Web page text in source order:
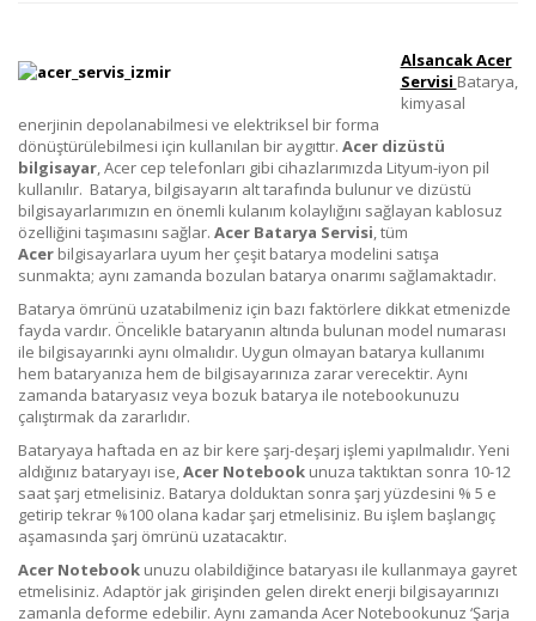
Alsancak Acer
Servisi Batarya,
kimyasal
enerjinin depolanabilmesi ve elektriksel bir forma
dönüştürülebilmesi için kullanılan bir aygıttır. Acer dizüstü
bilgisayar , Acer cep telefonları gibi cihazlarımızda Lityum-iyon pil
kullanılır. Batarya, bilgisayarın alt tarafında bulunur ve dizüstü
bilgisayarlarımızın en önemli kulanım kolaylığını sağlayan kablosuz
özelliğini taşımasını sağlar. Acer Batarya Servisi , tüm
Acer bilgisayarlara uyum her çeşit batarya modelini satışa
sunmakta; aynı zamanda bozulan batarya onarımı sağlamaktadır.
Batarya ömrünü uzatabilmeniz için bazı faktörlere dikkat etmenizde
fayda vardır. Öncelikle bataryanın altında bulunan model numarası
ile bilgisayarınki aynı olmalıdır. Uygun olmayan batarya kullanımı
hem bataryanıza hem de bilgisayarınıza zarar verecektir. Aynı
zamanda bataryasız veya bozuk batarya ile notebookunuzu
çalıştırmak da zararlıdır.
Bataryaya haftada en az bir kere şarj-deşarj işlemi yapılmalıdır. Yeni
aldığınız bataryayı ise, Acer Notebook unuza taktıktan sonra 10-12
saat şarj etmelisiniz. Batarya dolduktan sonra şarj yüzdesini % 5 e
getirip tekrar %100 olana kadar şarj etmelisiniz. Bu işlem başlangıç
aşamasında şarj ömrünü uzatacaktır.
Acer Notebook unuzu olabildiğince bataryası ile kullanmaya gayret
etmelisiniz. Adaptör jak girişinden gelen direkt enerji bilgisayarınızı
zamanla deforme edebilir. Aynı zamanda Acer Notebookunuz ‘Şarja